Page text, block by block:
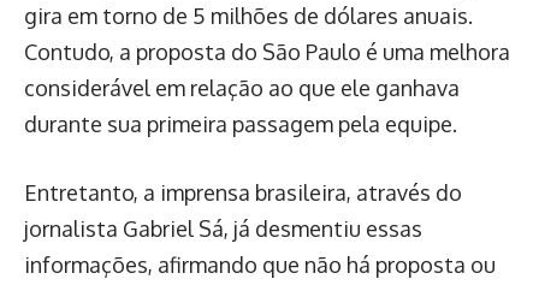
gira em torno de 5 milhões de dólares anuais.
Contudo, a proposta do São Paulo é uma melhora
considerável em relação ao que ele ganhava
durante sua primeira passagem pela equipe.
Entretanto, a imprensa brasileira, através do
jornalista Gabriel Sá, já desmentiu essas
informações, afirmando que não há proposta ou